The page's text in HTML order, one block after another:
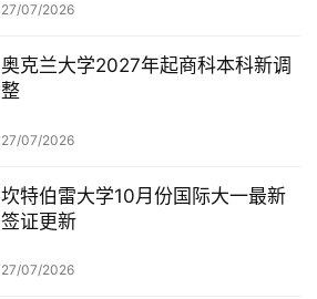
27/07/2026
奥克兰大学2027年起商科本科新调
整
27/07/2026
坎特伯雷大学10月份国际大一最新
签证更新
27/07/2026